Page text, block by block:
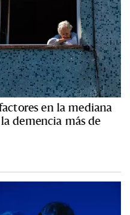
en la mediana
demencia más de